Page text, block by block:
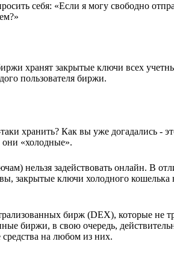
себя: «Если я могу свободно
хранят закрытые ключи всех
пользователя биржи.
хранить? Как вы уже догадались -
они «холодные».
нельзя задействовать онлайн. В
закрытые ключи холодного кошелька
бирж (DEX), которые не
биржи, в свою очередь,
на любом из них.